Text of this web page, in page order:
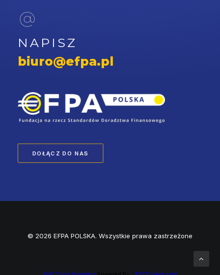
DOŁĄCZ DO NAS
NAPISZ
biuro@efpa.pl
© 2026 EFPA POLSKA. Wszystkie prawa zastrzeżone